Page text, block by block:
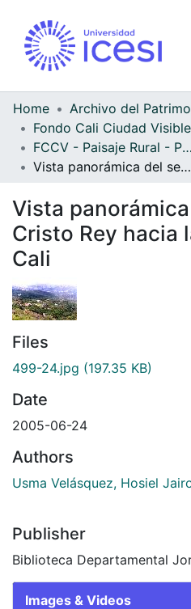
Home
Fondo Cali Ciudad Visible
FCCV - Paisaje Rural - Patrimonial
Vista panorámica del sector de Cristo Rey hacia la ciudad de Cali
Vista
Cristo Rey hacia
Cali
Files
499-24.jpg (197.35 KB)
Date
2005-06-24
Authors
Usma Velásquez, Hosiel
Publisher
Biblioteca Departamental
Images & Videos